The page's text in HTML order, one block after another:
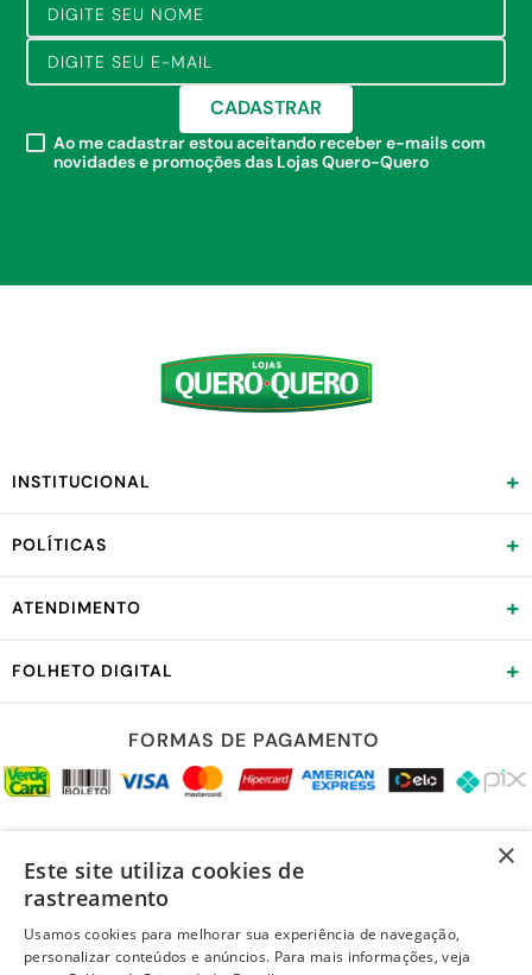
CADASTRAR
Ao me cadastrar estou aceitando receber e-mails com
novidades e promoções das Lojas Quero-Quero
INSTITUCIONAL +
POLÍTICAS +
ATENDIMENTO +
FOLHETO DIGITAL +
FORMAS DE PAGAMENTO
LOJA SEGURA
×
Este site utiliza cookies de
rastreamento
Usamos cookies para melhorar sua experiência de navegação,
personalizar conteúdos e anúncios. Para mais informações, veja